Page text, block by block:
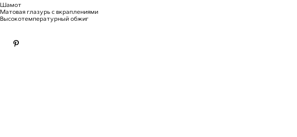
Шамот
Матовая глазурь с вкраплениями
Высокотемпературный обжиг